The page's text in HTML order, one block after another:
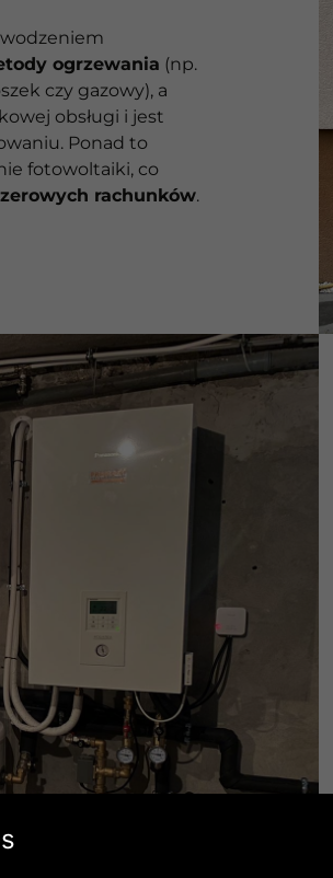
ogrzewania (np.
czy gazowy), a
obsługi i jest
Ponad to
fotowoltaiki, co
zerowych rachunków.